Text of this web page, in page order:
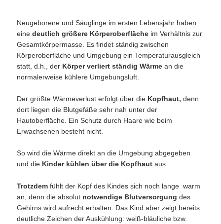
Neugeborene und Säuglinge im ersten Lebensjahr haben
einedeutlich größere Körperoberfläche im Verhältnis zur
Gesamtkörpermasse. Es findet ständig zwischen
Körperoberfläche und Umgebung ein Temperaturausgleich
statt, d.h., der Körper verliert ständig Wärme an die
normalerweise kühlere Umgebungsluft.
Der größte Wärmeverlust erfolgt über die Kopfhaut, denn
dort liegen die Blutgefäße sehr nah unter der
Hautoberfläche. Ein Schutz durch Haare wie beim
Erwachsenen besteht nicht.
So wird die Wärme direkt an die Umgebung abgegeben
und die Kinder kühlen über die Kopfhaut aus.
Trotzdem fühlt der Kopf des Kindes sich noch lange warm
an, denn die absolut notwendige Blutversorgung des
Gehirns wird aufrecht erhalten. Das Kind aber zeigt bereits
deutliche Zeichen der Auskühlung: weiß-bläuliche bzw.